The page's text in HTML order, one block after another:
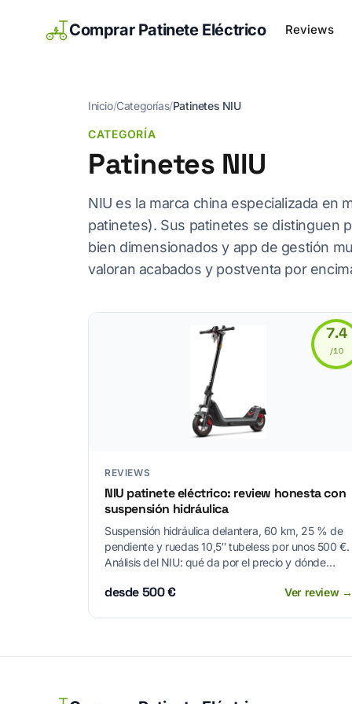
Comprar Patinete Eléctrico Reviews
Inicio/Categorías/Patinetes NIU
CATEGORÍA
Patinetes NIU
NIU es la marca china especializada en
patinetes). Sus patinetes se distinguen
bien dimensionados y app de gestión
valoran acabados y postventa por
7.4
/10
REVIEWS
NIU patinete eléctrico: review honesta con
suspensión hidráulica
Suspensión hidráulica delantera, 60 km, 25 % de
pendiente y ruedas 10,5″ tubeless por unos 500 €.
Análisis del NIU: qué da por el precio y dónde
desde 500 € Ver review →